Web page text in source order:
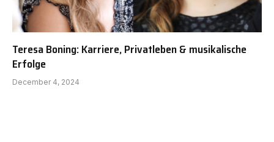
Teresa Boning: Karriere, Privatleben & musikalische
Erfolge
December 4, 2024